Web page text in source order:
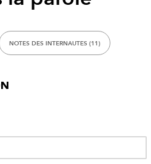
NOTES DES INTERNAUTES (11)